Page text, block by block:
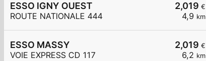
2,019 €
4,9 km
ESSO IGNY OUEST
ROUTE NATIONALE 444
2,019 €
6,2 km
ESSO MASSY
VOIE EXPRESS CD 117